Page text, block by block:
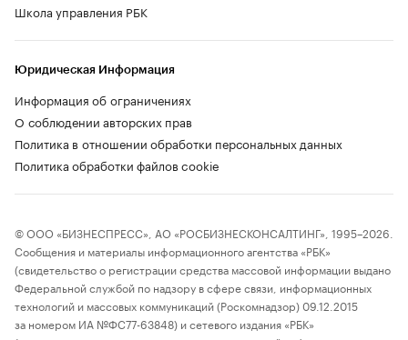
Школа управления РБК
Юридическая Информация
Информация об ограничениях
О соблюдении авторских прав
Политика в отношении обработки персональных данных
Политика обработки файлов cookie
© ООО «БИЗНЕСПРЕСС», АО «РОСБИЗНЕСКОНСАЛТИНГ», 1995–2026.
Сообщения и материалы информационного агентства «РБК»
(свидетельство о регистрации средства массовой информации выдано
Федеральной службой по надзору в сфере связи, информационных
технологий и массовых коммуникаций (Роскомнадзор) 09.12.2015
за номером ИА №ФС77-63848) и сетевого издания «РБК»